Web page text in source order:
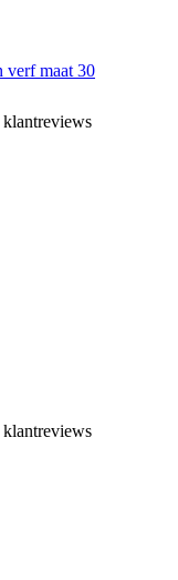
verf maat 30
klantreviews
klantreviews